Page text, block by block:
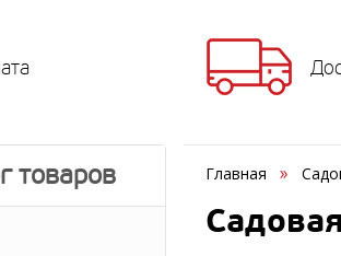
товаров Главная